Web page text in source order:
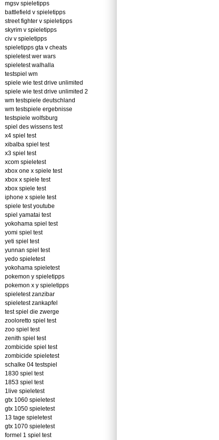
mgsv spieletipps
battlefield v spieletipps
street fighter v spieletipps
skyrim v spieletipps
civ v spieletipps
spieletipps gta v cheats
spieletest wer wars
spieletest walhalla
testspiel wm
spiele wie test drive unlimited
spiele wie test drive unlimited 2
wm testspiele deutschland
wm testspiele ergebnisse
testspiele wolfsburg
spiel des wissens test
x4 spiel test
xibalba spiel test
x3 spiel test
xcom spieletest
xbox one x spiele test
xbox x spiele test
xbox spiele test
iphone x spiele test
spiele test youtube
spiel yamatai test
yokohama spiel test
yomi spiel test
yeti spiel test
yunnan spiel test
yedo spieletest
yokohama spieletest
pokemon y spieletipps
pokemon x y spieletipps
spieletest zanzibar
spieletest zankapfel
test spiel die zwerge
zooloretto spiel test
zoo spiel test
zenith spiel test
zombicide spiel test
zombicide spieletest
schalke 04 testspiel
1830 spiel test
1853 spiel test
1live spieletest
gtx 1060 spieletest
gtx 1050 spieletest
13 tage spieletest
gtx 1070 spieletest
formel 1 spiel test